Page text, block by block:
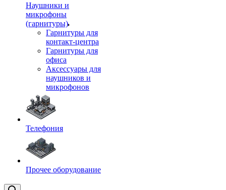
Наушники и
микрофоны
(гарнитуры)
Гарнитуры для
контакт-центра
Гарнитуры для
офиса
Аксессуары для
наушников и
микрофонов
Телефония
Прочее оборудование